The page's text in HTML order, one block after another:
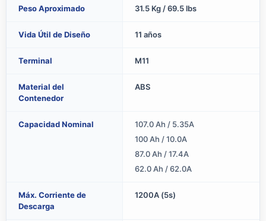
Peso Aproximado 31.5 Kg / 69.5 lbs
Vida Útil de Diseño 11 años
Terminal M11
Material del
Contenedor
ABS
Capacidad Nominal 107.0 Ah / 5.35A
100 Ah / 10.0A
87.0 Ah / 17.4A
62.0 Ah / 62.0A
Máx. Corriente de
Descarga
1200A (5s)